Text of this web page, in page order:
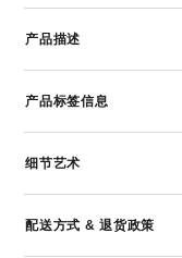
产品描述
产品标签信息
细节艺术
配送方式 & 退货政策